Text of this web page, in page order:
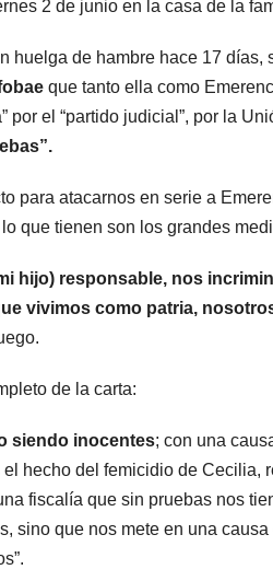
2 de junio en la casa de la
huelga de hambre hace 17
que tanto ella como
por el “partido judicial”, por la
para atacarnos en serie a
que tienen son los grandes
hijo) responsable, nos
vivimos como patria,
de la carta:
siendo inocentes; con una
hecho del femicidio de Cecilia,
fiscalía que sin pruebas nos
sino que nos mete en una